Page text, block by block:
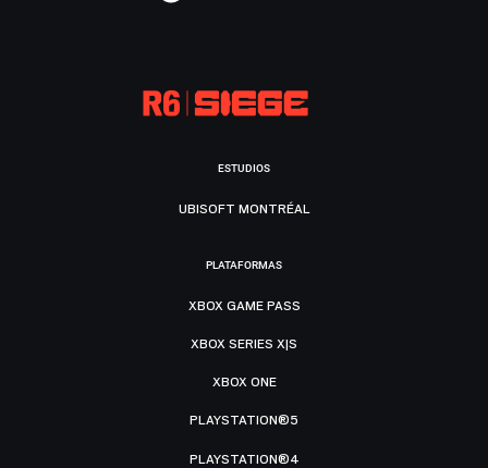
ESTUDIOS
UBISOFT MONTRÉAL
PLATAFORMAS
XBOX GAME PASS
XBOX SERIES X|S
XBOX ONE
PLAYSTATION®5
PLAYSTATION®4